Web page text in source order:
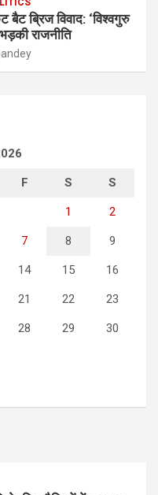
बैट ब्रिज विवाद: ‘विश्वगुरु
राजनीति
F S S
1 2
7 8 9
14 15 16
21 22 23
28 29 30